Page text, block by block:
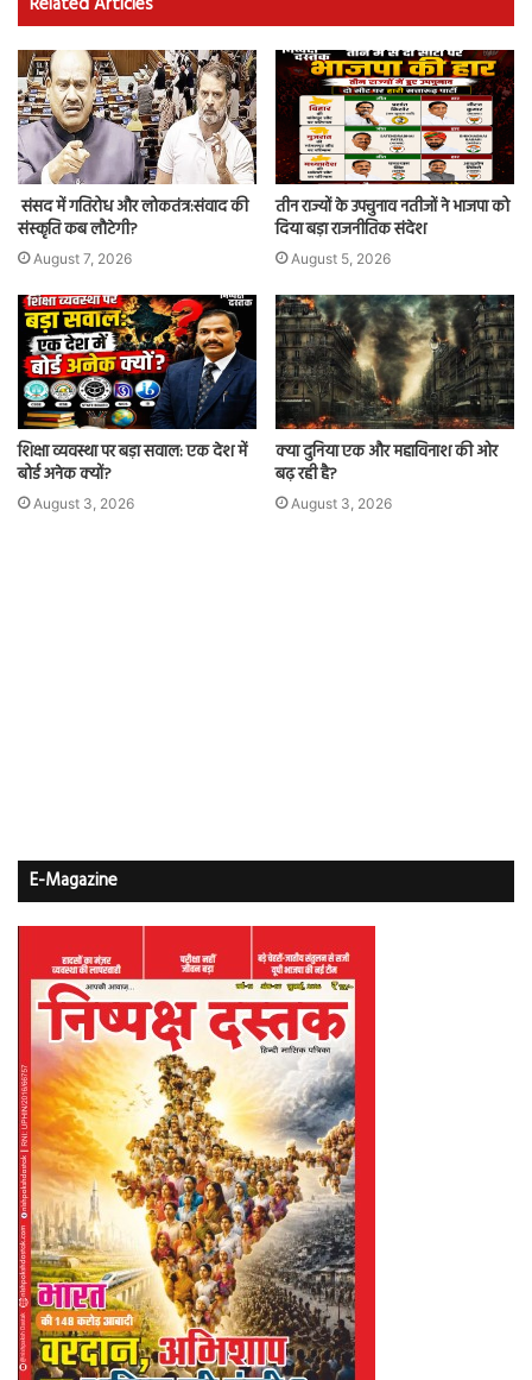
संसद में गतिरोध और लोकतंत्र:संवाद की
संस्कृति कब लौटेगी?
August 7, 2026
तीन राज्यों के उपचुनाव नतीजों ने भाजपा को
दिया बड़ा राजनीतिक संदेश
August 5, 2026
शिक्षा व्यवस्था पर बड़ा सवाल: एक देश में
बोर्ड अनेक क्यों?
August 3, 2026
क्या दुनिया एक और महाविनाश की ओर
बढ़ रही है?
August 3, 2026
E-Magazine